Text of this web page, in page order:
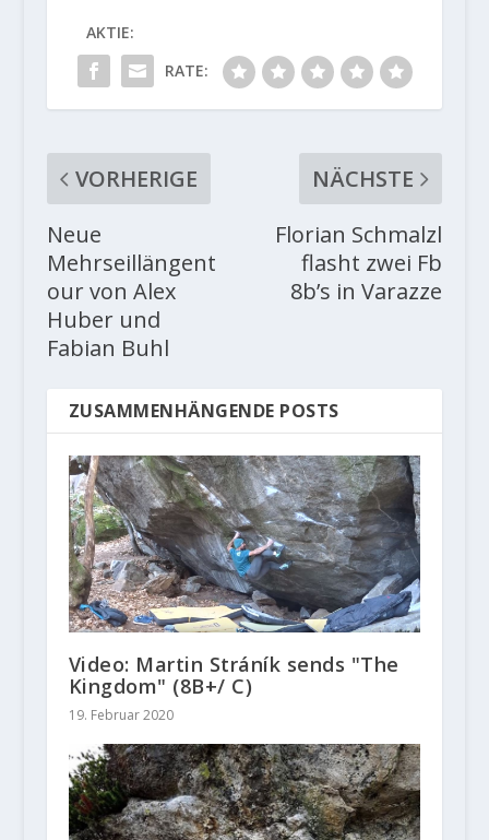
AKTIE:
RATE:
VORHERIGE
Neue
Mehrseillängent
our von Alex
Huber und
Fabian Buhl
NÄCHSTE
Florian Schmalzl
flasht zwei Fb
8b’s in Varazze
ZUSAMMENHÄNGENDE POSTS
Video: Martin Stráník sends "The
Kingdom" (8B+/ C)
19. Februar 2020